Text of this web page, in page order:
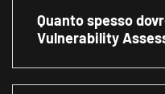
Quanto spesso
Vulnerability